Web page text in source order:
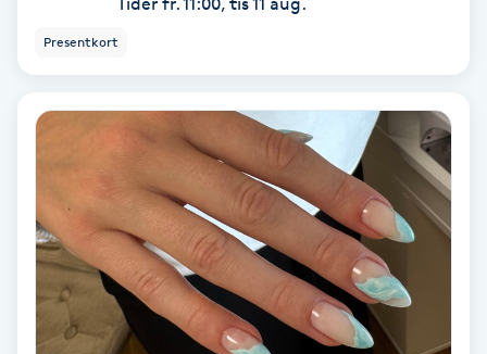
Fransar
Fransborttagning
Fransfärgning
Presentkort